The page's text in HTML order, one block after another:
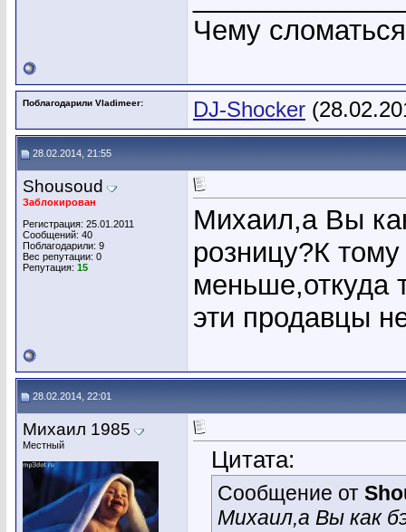
Чему
Поблагодарили Vladimeer: DJ-Shocker
28.02.2014, 21:55
Shousoud
Заблокирован
Регистрация: 25.01.2011
Сообщений: 40
Поблагодарили: 9
Вес репутации: 0
Репутация: 15
Михаил,а Вы
розницу?К
меньше,откуда
эти продавцы
28.02.2014, 22:01
Михаил 1985
Местный
Цитата:
Сообщение от
Михаил,а Вы как